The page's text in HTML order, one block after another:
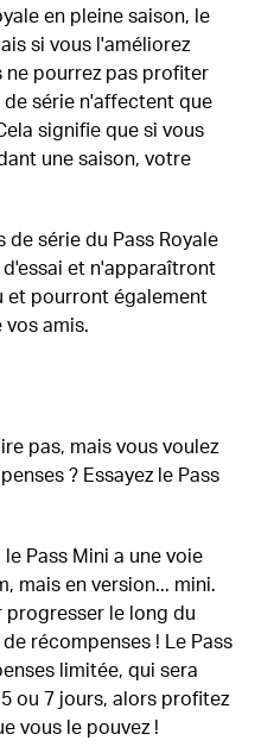
en pleine saison, le
si vous l'améliorez
pourrez pas profiter
série n'affectent que
signifie que si vous
une saison, votre
série du Pass Royale
et n'apparaîtront
et pourront également
amis.
pas, mais vous voulez
? Essayez le Pass
Pass Mini a une voie
mais en version... mini.
progresser le long du
récompenses ! Le Pass
limitée, qui sera
ou 7 jours, alors profitez
vous le pouvez !